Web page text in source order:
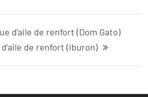
d’aile de renfort (Dom Gato)
de renfort (iburon)